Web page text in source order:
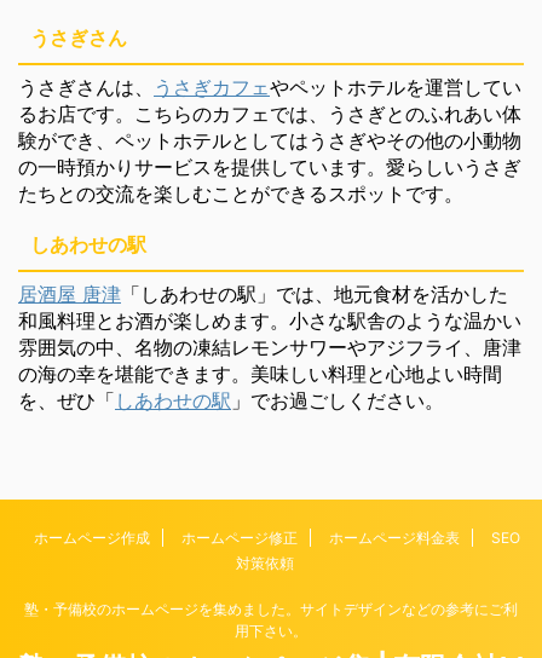
うさぎさん
うさぎさんは、 うさぎカフェやペットホテルを運営してい
るお店です。こちらのカフェでは、うさぎとのふれあい体
験ができ、ペットホテルとしてはうさぎやその他の小動物
の一時預かりサービスを提供しています。愛らしいうさぎ
たちとの交流を楽しむことができるスポットです。
しあわせの駅
居酒屋 唐津 「しあわせの駅」では、地元食材を活かした
和風料理とお酒が楽しめます。小さな駅舎のような温かい
雰囲気の中、名物の凍結レモンサワーやアジフライ、唐津
の海の幸を堪能できます。美味しい料理と心地よい時間
を、ぜひ「 しあわせの駅 」でお過ごしください。
ホームページ作成 ホームページ修正 ホームページ料金表
SEO
対策依頼
塾・予備校のホームページを集めました。サイトデザインなどの参考にご利
用下さい。